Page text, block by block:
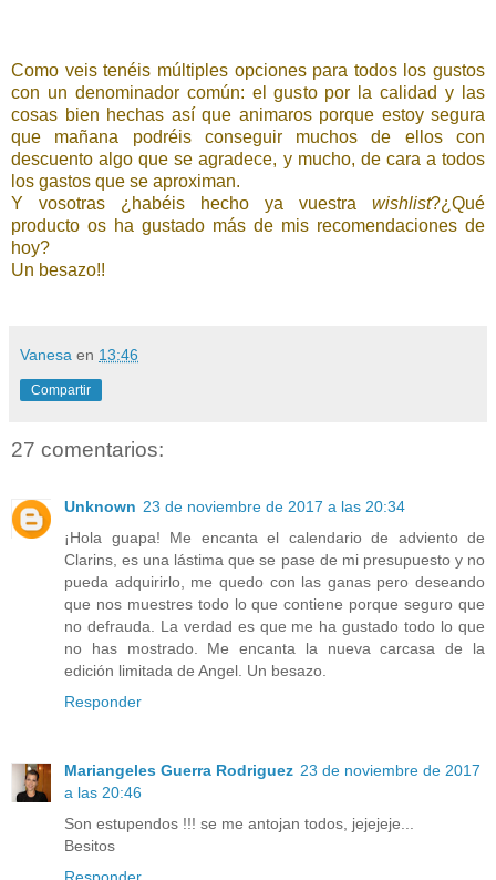
Como veis tenéis múltiples opciones para todos los gustos
con un denominador común: el gusto por la calidad y las
cosas bien hechas así que animaros porque estoy segura
que mañana podréis conseguir muchos de ellos con
descuento algo que se agradece, y mucho, de cara a todos
los gastos que se aproximan.
Y vosotras ¿habéis hecho ya vuestra wishlist?¿Qué
producto os ha gustado más de mis recomendaciones de
hoy?
Un besazo!!
Vanesa en 13:46
Compartir
27 comentarios:
Unknown 23 de noviembre de 2017 a las 20:34
¡Hola guapa! Me encanta el calendario de adviento de
Clarins, es una lástima que se pase de mi presupuesto y no
pueda adquirirlo, me quedo con las ganas pero deseando
que nos muestres todo lo que contiene porque seguro que
no defrauda. La verdad es que me ha gustado todo lo que
no has mostrado. Me encanta la nueva carcasa de la
edición limitada de Angel. Un besazo.
Responder
Mariangeles Guerra Rodriguez 23 de noviembre de 2017
a las 20:46
Son estupendos !!! se me antojan todos, jejejeje...
Besitos